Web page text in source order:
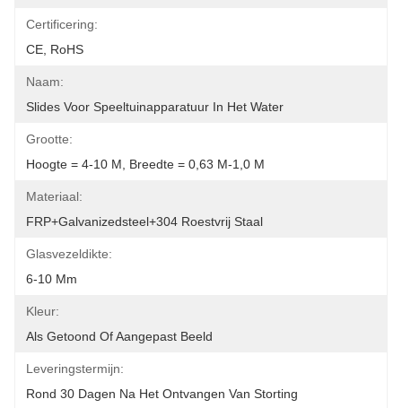
Certificering:
CE, RoHS
Naam:
Slides Voor Speeltuinapparatuur In Het Water
Grootte:
Hoogte = 4-10 M, Breedte = 0,63 M-1,0 M
Materiaal:
FRP+Galvanizedsteel+304 Roestvrij Staal
Glasvezeldikte:
6-10 Mm
Kleur:
Als Getoond Of Aangepast Beeld
Leveringstermijn:
Rond 30 Dagen Na Het Ontvangen Van Storting